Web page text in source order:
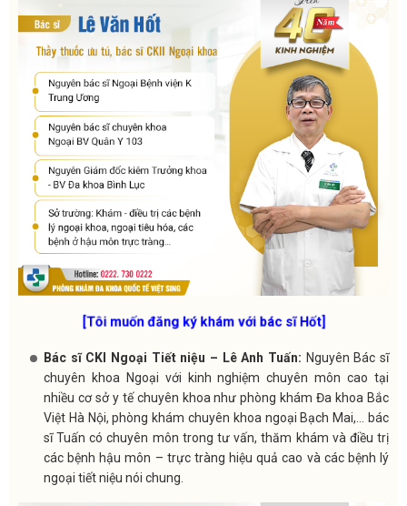
[Tôi muốn đăng ký khám với bác sĩ Hốt]
Bác sĩ CKI Ngoại Tiết niệu – Lê Anh Tuấn: Nguyên Bác sĩ
chuyên khoa Ngoại với kinh nghiệm chuyên môn cao tại
nhiều cơ sở y tế chuyên khoa như phòng khám Đa khoa Bắc
Việt Hà Nội, phòng khám chuyên khoa ngoại Bạch Mai,… bác
sĩ Tuấn có chuyên môn trong tư vấn, thăm khám và điều trị
các bệnh hậu môn – trực tràng hiệu quả cao và các bệnh lý
ngoại tiết niệu nói chung.